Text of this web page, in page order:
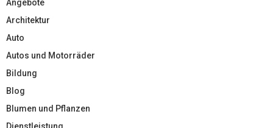
Angebote
Architektur
Auto
Autos und Motorräder
Bildung
Blog
Blumen und Pflanzen
Dienstleistung